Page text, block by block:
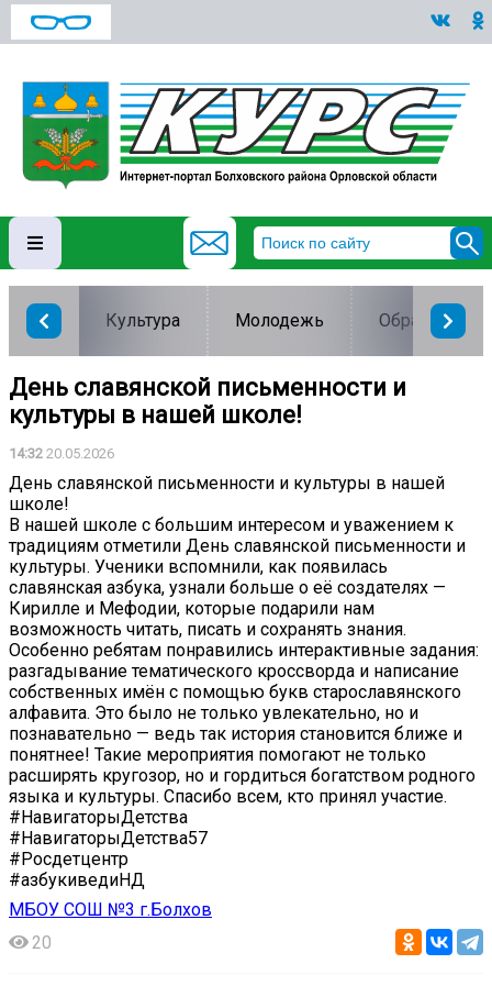
Культура Молодежь Образование
День славянской письменности и
культуры в нашей школе!
14:32 20.05.2026
День славянской письменности и культуры в нашей
школе!
В нашей школе с большим интересом и уважением к
традициям отметили День славянской письменности и
культуры. Ученики вспомнили, как появилась
славянская азбука, узнали больше о её создателях —
Кирилле и Мефодии, которые подарили нам
возможность читать, писать и сохранять знания.
Особенно ребятам понравились интерактивные задания:
разгадывание тематического кроссворда и написание
собственных имён с помощью букв старославянского
алфавита. Это было не только увлекательно, но и
познавательно — ведь так история становится ближе и
понятнее! Такие мероприятия помогают не только
расширять кругозор, но и гордиться богатством родного
языка и культуры. Спасибо всем, кто принял участие.
#НавигаторыДетства
#НавигаторыДетства57
#Росдетцентр
#азбукиведиНД
МБОУ СОШ №3 г.Болхов
20